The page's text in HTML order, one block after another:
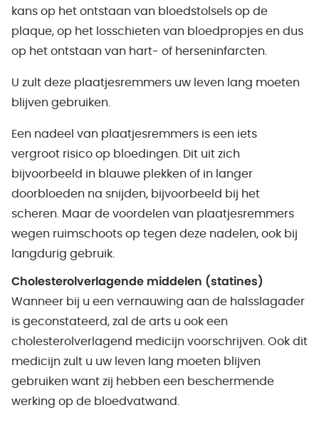
kans op het ontstaan van bloedstolsels op de
plaque, op het losschieten van bloedpropjes en dus
op het ontstaan van hart- of herseninfarcten.
U zult deze plaatjesremmers uw leven lang moeten
blijven gebruiken.
Een nadeel van plaatjesremmers is een iets
vergroot risico op bloedingen. Dit uit zich
bijvoorbeeld in blauwe plekken of in langer
doorbloeden na snijden, bijvoorbeeld bij het
scheren. Maar de voordelen van plaatjesremmers
wegen ruimschoots op tegen deze nadelen, ook bij
langdurig gebruik.
Cholesterolverlagende middelen (statines)
Wanneer bij u een vernauwing aan de halsslagader
is geconstateerd, zal de arts u ook een
cholesterolverlagend medicijn voorschrijven. Ook dit
medicijn zult u uw leven lang moeten blijven
gebruiken want zij hebben een beschermende
werking op de bloedvatwand.